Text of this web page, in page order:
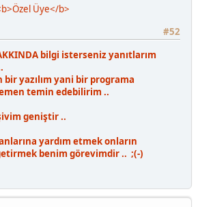
Üye</b>
#52
bilgi isterseniz yanıtlarım
yazılım yani bir programa
temin edebilirim ..
geniştir ..
yardım etmek onların
benim görevimdir .. ;(-)